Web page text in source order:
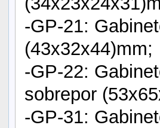
-GP-21:
(43x32x44)mm;
-GP-22:
sobrepor
-GP-31: